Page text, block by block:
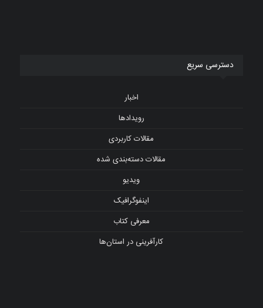
دسترسی سریع
اخبار
رویدادها
مقالات کاربردی
مقالات دسته‌بندی شده
ویدیو
اینفوگرافیک
معرفی کتاب
کارآفرینی در استان‌ها